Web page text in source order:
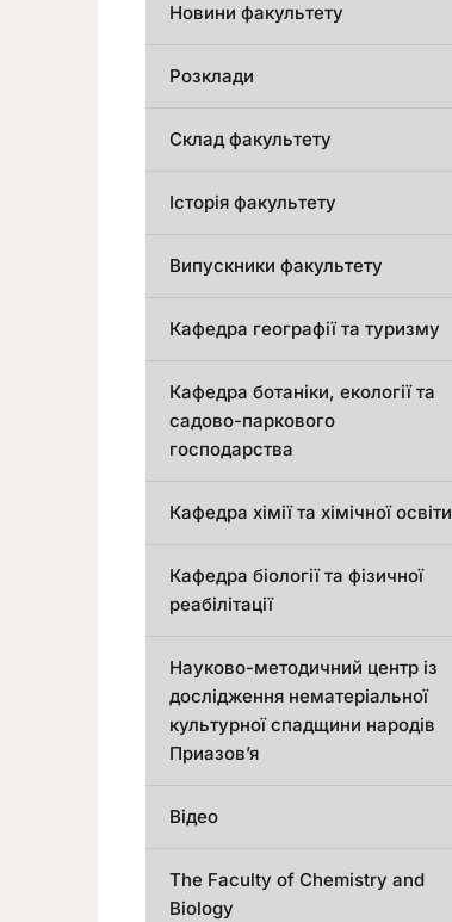
Новини факультету
Розклади
Склад факультету
Історія факультету
Випускники факультету
Кафедра географії та туризму
Кафедра ботаніки, екології та
садово-паркового
господарства
Кафедра хімії та хімічної освіти
Кафедра біології та фізичної
реабілітації
Науково-методичний центр із
дослідження нематеріальної
культурної спадщини народів
Приазов’я
Відео
The Faculty of Chemistry and
Biology